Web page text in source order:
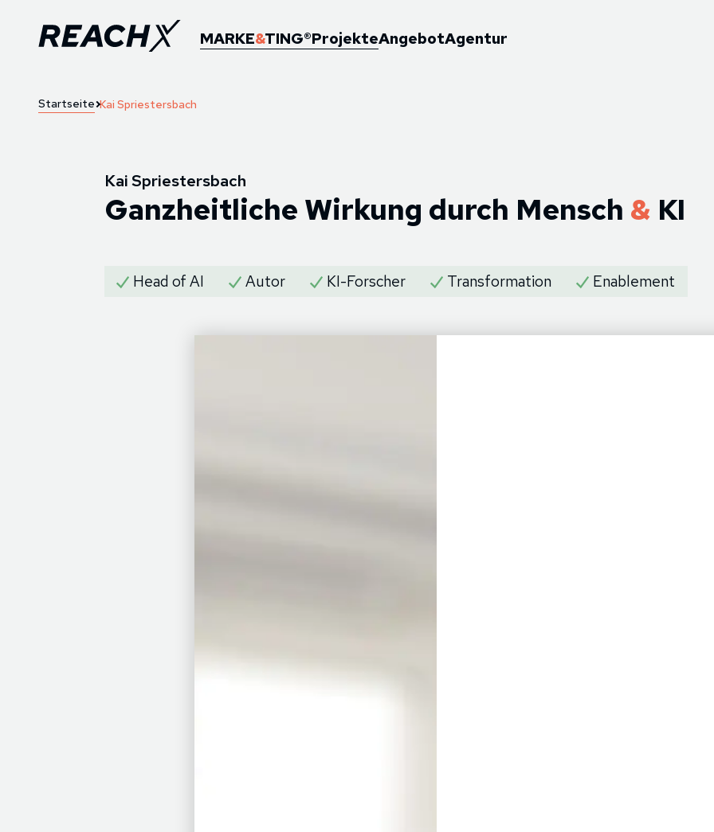
MARKE&TING®ProjekteAngebotAgentur
Startseite Kai Spriestersbach
Kai Spriestersbach
Ganzheitliche Wirkung durch Mensch & KI
Head of AI Autor KI-Forscher Transformation Enablement